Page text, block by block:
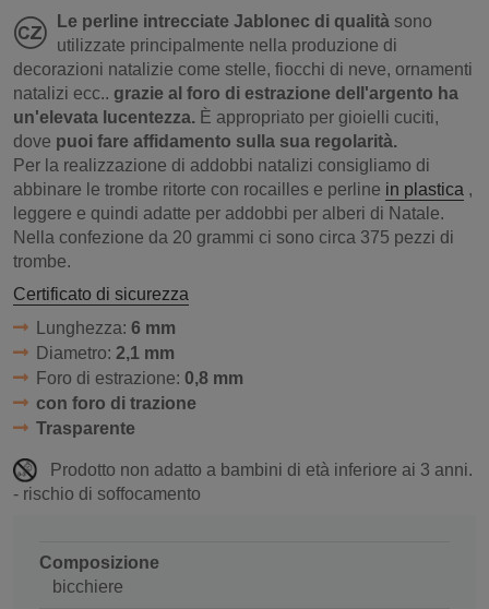
Le perline intrecciate Jablonec di qualità sono
utilizzate principalmente nella produzione di
decorazioni natalizie come stelle, fiocchi di neve, ornamenti
natalizi ecc.. grazie al foro di estrazione dell'argento ha
un'elevata lucentezza. È appropriato per gioielli cuciti,
dove puoi fare affidamento sulla sua regolarità.
Per la realizzazione di addobbi natalizi consigliamo di
abbinare le trombe ritorte con rocailles e perline in plastica ,
leggere e quindi adatte per addobbi per alberi di Natale.
Nella confezione da 20 grammi ci sono circa 375 pezzi di
trombe.
Certificato di sicurezza
Lunghezza: 6 mm
Diametro: 2,1 mm
Foro di estrazione: 0,8 mm
con foro di trazione
Trasparente
Prodotto non adatto a bambini di età inferiore ai 3 anni.
- rischio di soffocamento
Composizione
bicchiere